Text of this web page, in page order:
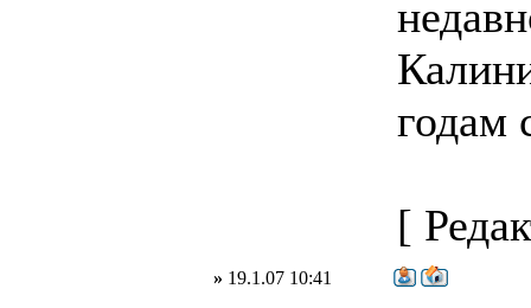
годам
[
» 19.1.07 10:41